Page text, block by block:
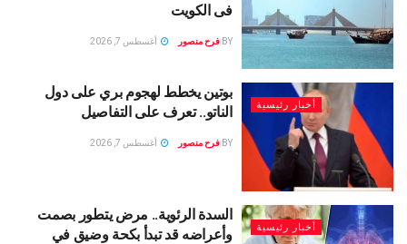
فى الكويت
BY فرح منصور أغسطس 7, 2026
أخبار رئيسية
بوتين يخطط لهجوم بري على دول
الناتو.. تعرف على التفاصيل
BY فرح منصور أغسطس 7, 2026
أخبار رئيسية
السدة الرئوية.. مرض يتطور بصمت
وأعراضه قد تبدأ بكحة وضيق في